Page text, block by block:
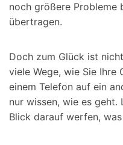
noch größere Probleme
übertragen.
Doch zum Glück ist
viele Wege, wie Sie Ihre
einem Telefon auf ein
nur wissen, wie es geht.
Blick darauf werfen,